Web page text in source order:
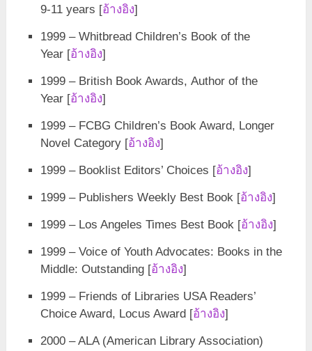
9-11 years [อ้างอิง]
1999 – Whitbread Children’s Book of the
Year [อ้างอิง]
1999 – British Book Awards, Author of the
Year [อ้างอิง]
1999 – FCBG Children’s Book Award, Longer
Novel Category [อ้างอิง]
1999 – Booklist Editors’ Choices [อ้างอิง]
1999 – Publishers Weekly Best Book [อ้างอิง]
1999 – Los Angeles Times Best Book [อ้างอิง]
1999 – Voice of Youth Advocates: Books in the
Middle: Outstanding [อ้างอิง]
1999 – Friends of Libraries USA Readers’
Choice Award, Locus Award [อ้างอิง]
2000 – ALA (American Library Association)